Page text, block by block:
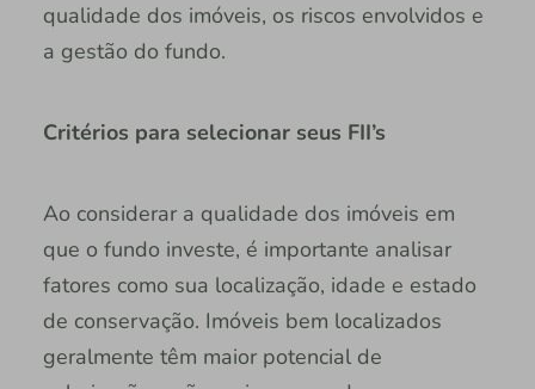
qualidade dos imóveis, os riscos envolvidos e
a gestão do fundo.
Critérios para selecionar seus FII’s
Ao considerar a qualidade dos imóveis em
que o fundo investe, é importante analisar
fatores como sua localização, idade e estado
de conservação. Imóveis bem localizados
geralmente têm maior potencial de